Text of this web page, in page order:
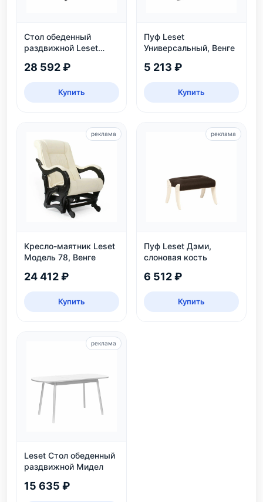
Стол обеденный
раздвижной Leset
безопасный, ЛДСП,
28 592 ₽
Купить
Пуф Leset
Универсальный, Венге
5 213 ₽
Купить
Кресло-маятник Leset
Модель 78, Венге
24 412 ₽
Купить
реклама
Пуф Leset Дэми,
слоновая кость
6 512 ₽
Купить
реклама
Leset Стол обеденный
раздвижной Мидел
15 635 ₽
реклама